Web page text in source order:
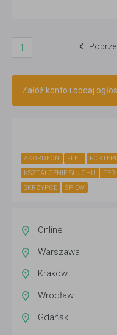
1
Załóż konto i dodaj
AKORDEON FLET
KSZTAŁCENIE SŁUCHU
SKRZYPCE
ŚPIEW
Online
Warszawa
Kraków
Wrocław
Gdańsk